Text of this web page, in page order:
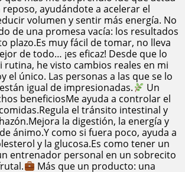
reposo, ayudándote a acelerar el
volumen y sentir más energía. No
de una promesa vacía: los resultados
plazo.Es muy fácil de tomar, no lleva
de todo… ¡es eficaz! Desde que lo
rutina, he visto cambios reales en mi
el único. Las personas a las que se lo
igual de impresionadas.
Un
beneficiosMe ayuda a controlar el
el tránsito intestinal y
la digestión, la energía y
ánimo.Y como si fuera poco, ayuda a
y la glucosa.Es como tener un
entrenador personal en un sobrecito
Más que un producto: una